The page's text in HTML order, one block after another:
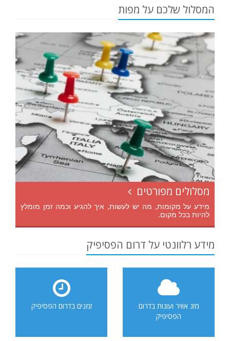
המסלול שלכם על מפות
מסלולים מפורטים
מידע על מקומות, מה יש לעשות, איך להגיע וכמה זמן מומלץ
להיות בכל מקום.
מידע רלוונטי על דרום הפסיפיק
מזג אוויר ועונות בדרום
הפסיפיק
זמנים בדרום הפסיפיק